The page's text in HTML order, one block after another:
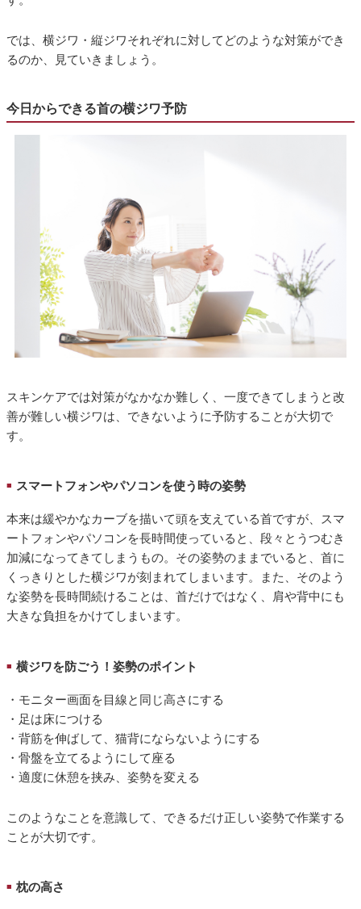
では、横ジワ・縦ジワそれぞれに対してどのような対策ができ
るのか、見ていきましょう。
今日からできる首の横ジワ予防
スキンケアでは対策がなかなか難しく、一度できてしまうと改
善が難しい横ジワは、できないように予防することが大切で
す。
■ スマートフォンやパソコンを使う時の姿勢
本来は緩やかなカーブを描いて頭を支えている首ですが、スマ
ートフォンやパソコンを長時間使っていると、段々とうつむき
加減になってきてしまうもの。その姿勢のままでいると、首に
くっきりとした横ジワが刻まれてしまいます。また、そのよう
な姿勢を長時間続けることは、首だけではなく、肩や背中にも
大きな負担をかけてしまいます。
■ 横ジワを防ごう！姿勢のポイント
・モニター画面を目線と同じ高さにする
・足は床につける
・背筋を伸ばして、猫背にならないようにする
・骨盤を立てるようにして座る
・適度に休憩を挟み、姿勢を変える
このようなことを意識して、できるだけ正しい姿勢で作業する
ことが大切です。
■ 枕の高さ